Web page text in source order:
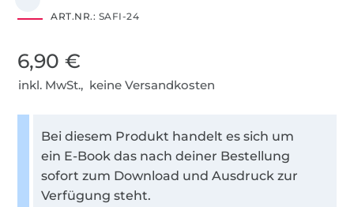
ART.NR.: SAFI-24
6,90 €
inkl. MwSt., keine Versandkosten
Bei diesem Produkt handelt es sich um
ein E-Book das nach deiner Bestellung
sofort zum Download und Ausdruck zur
Verfügung steht.